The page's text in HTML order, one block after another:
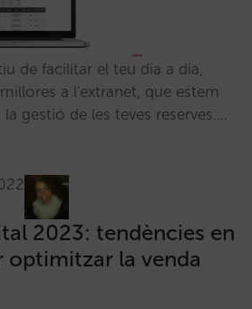
de facilitar el teu dia a dia,
a l'extranet, que estem
gestió de les teves reserves.…
2023: tendències en
optimitzar la venda